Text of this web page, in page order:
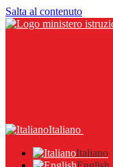
Salta al contenuto
Italiano
Italiano